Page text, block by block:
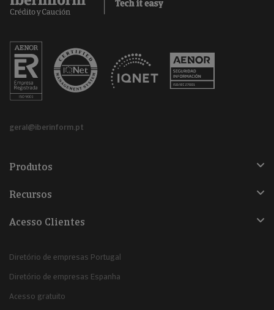
geral@iberinform.pt
Produtos
Recursos
Acesso Clientes
Diretório de empresas Portugal
Diretório de empresas Espanha
Acesso gratuito